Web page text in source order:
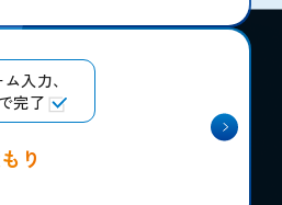
入力、
で完了
り